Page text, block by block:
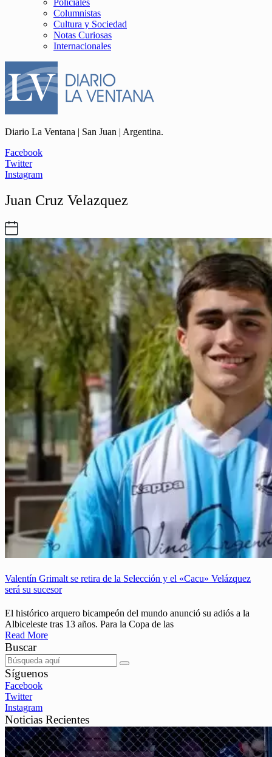
Policiales
Columnistas
Cultura y Sociedad
Notas Curiosas
Internacionales
Diario La Ventana | San Juan | Argentina.
Facebook
Twitter
Instagram
Juan Cruz Velazquez
Valentín Grimalt se retira de la Selección y el «Cacu» Velázquez
será su sucesor
El histórico arquero bicampeón del mundo anunció su adiós a la
Albiceleste tras 13 años. Para la Copa de las
Read More
Buscar
Síguenos
Facebook
Twitter
Instagram
Noticias Recientes